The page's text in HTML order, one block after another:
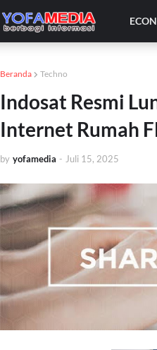
Beranda Techno
Indosat Resmi
Internet Rumah
by yofamedia - Juli 15, 2025